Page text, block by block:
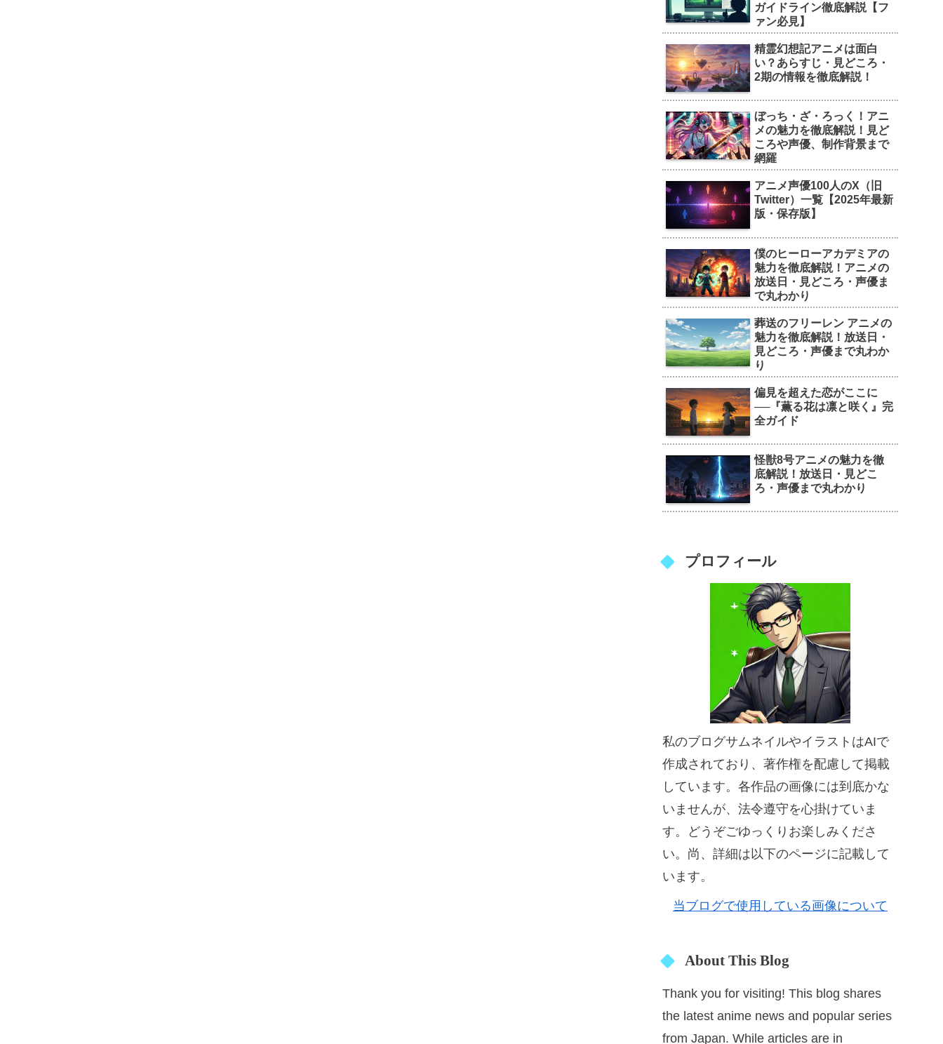
ガイドライン徹底解説【フ
ァン必見】
精霊幻想記アニメは面白
い？あらすじ・見どころ・
2期の情報を徹底解説！
ぼっち・ざ・ろっく！アニ
メの魅力を徹底解説！見ど
ころや声優、制作背景まで
網羅
アニメ声優100人のX（旧
Twitter）一覧【2025年最新
版・保存版】
僕のヒーローアカデミアの
魅力を徹底解説！アニメの
放送日・見どころ・声優ま
で丸わかり
葬送のフリーレン アニメの
魅力を徹底解説！放送日・
見どころ・声優まで丸わか
り
偏見を超えた恋がここに
──『薫る花は凛と咲く』完
全ガイド
怪獣8号アニメの魅力を徹
底解説！放送日・見どこ
ろ・声優まで丸わかり
プロフィール
私のブログサムネイルやイラストはAIで
作成されており、著作権を配慮して掲載
しています。各作品の画像には到底かな
いませんが、法令遵守を心掛けていま
す。どうぞごゆっくりお楽しみくださ
い。尚、詳細は以下のページに記載して
います。
当ブログで使用している画像について
About This Blog
Thank you for visiting! This blog shares
the latest anime news and popular series
from Japan. While articles are in